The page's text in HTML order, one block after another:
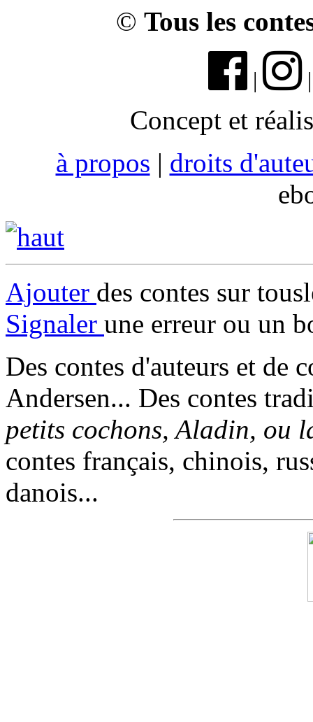
© Tous les
|
Concept et
à propos | droits
Ajouter des contes sur
Signaler une erreur ou un
Des contes d'auteurs et de
Andersen... Des contes
petits cochons, Aladin, ou
contes français, chinois,
danois...